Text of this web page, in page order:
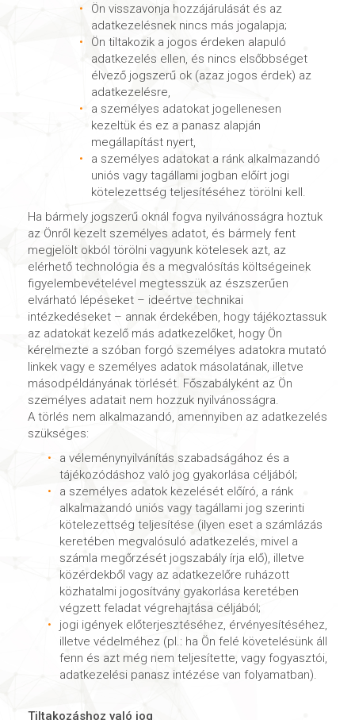
Ön visszavonja hozzájárulását és az
adatkezelésnek nincs más jogalapja;
Ön tiltakozik a jogos érdeken alapuló
adatkezelés ellen, és nincs elsőbbséget
élvező jogszerű ok (azaz jogos érdek) az
adatkezelésre,
a személyes adatokat jogellenesen
kezeltük és ez a panasz alapján
megállapítást nyert,
a személyes adatokat a ránk alkalmazandó
uniós vagy tagállami jogban előírt jogi
kötelezettség teljesítéséhez törölni kell.
Ha bármely jogszerű oknál fogva nyilvánosságra hoztuk
az Önről kezelt személyes adatot, és bármely fent
megjelölt okból törölni vagyunk kötelesek azt, az
elérhető technológia és a megvalósítás költségeinek
figyelembevételével megtesszük az észszerűen
elvárható lépéseket – ideértve technikai
intézkedéseket – annak érdekében, hogy tájékoztassuk
az adatokat kezelő más adatkezelőket, hogy Ön
kérelmezte a szóban forgó személyes adatokra mutató
linkek vagy e személyes adatok másolatának, illetve
másodpéldányának törlését. Főszabályként az Ön
személyes adatait nem hozzuk nyilvánosságra.
A törlés nem alkalmazandó, amennyiben az adatkezelés
szükséges:
a véleménynyilvánítás szabadságához és a
tájékozódáshoz való jog gyakorlása céljából;
a személyes adatok kezelését előíró, a ránk
alkalmazandó uniós vagy tagállami jog szerinti
kötelezettség teljesítése (ilyen eset a számlázás
keretében megvalósuló adatkezelés, mivel a
számla megőrzését jogszabály írja elő), illetve
közérdekből vagy az adatkezelőre ruházott
közhatalmi jogosítvány gyakorlása keretében
végzett feladat végrehajtása céljából;
jogi igények előterjesztéséhez, érvényesítéséhez,
illetve védelméhez (pl.: ha Ön felé követelésünk áll
fenn és azt még nem teljesítette, vagy fogyasztói,
adatkezelési panasz intézése van folyamatban).
Tiltakozáshoz való jog